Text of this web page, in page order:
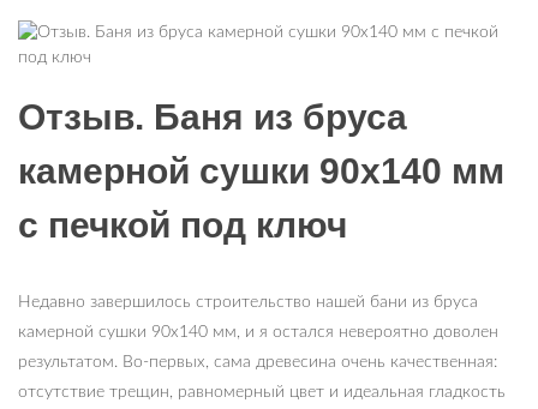
Отзыв. Баня из бруса
камерной сушки 90х140 мм
с печкой под ключ
Недавно завершилось строительство нашей бани из бруса
камерной сушки 90х140 мм, и я остался невероятно доволен
результатом. Во-первых, сама древесина очень качественная:
отсутствие трещин, равномерный цвет и идеальная гладкость